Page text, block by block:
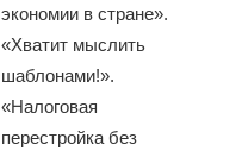
экономии в стране».
«Хватит мыслить
шаблонами!».
«Налоговая
перестройка без